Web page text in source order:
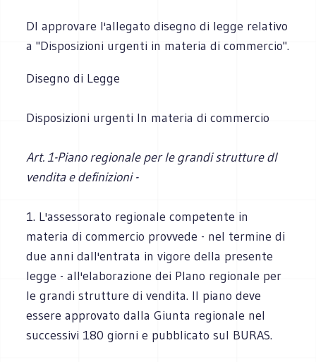
DI approvare l'allegato disegno di legge relativo
a "Disposizioni urgenti in materia di commercio".
Disegno di Legge
Disposizioni urgenti In materia di commercio
Art. 1-Piano regionale per le grandi strutture dl
vendita e definizioni -
1. L'assessorato regionale competente in
materia di commercio provvede - nel termine di
due anni dall'entrata in vigore della presente
legge - all'elaborazione dei Plano regionale per
le grandi strutture di vendita. II piano deve
essere approvato dalla Giunta regionale nel
successivi 180 giorni e pubblicato sul BURAS.